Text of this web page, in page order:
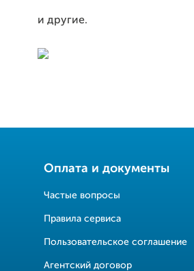
и другие.
Оплата и документы
Частые вопросы
Правила сервиса
Пользовательское соглашение
Агентский договор